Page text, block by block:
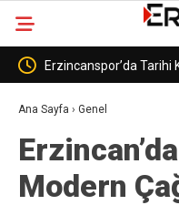
AŞ Erzincanspor’un
Şekillenecek
Ana Sayfa › Genel
Modern